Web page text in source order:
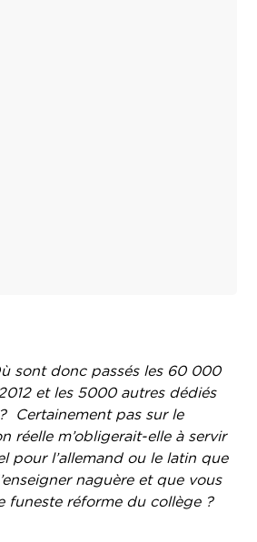
sont donc passés les 60 000
et les 5000 autres dédiés
Certainement pas sur le
réelle m’obligerait-elle à servir
pour l’allemand ou le latin que
naguère et que vous
funeste réforme du collège ?